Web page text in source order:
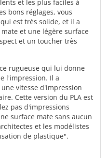
et les plus faciles à
bons réglages, vous
est très solide, et il a
et une légère surface
et un toucher très
rugueuse qui lui donne
l'impression. Il a
vitesse d'impression
Cette version du PLA est
pas d'impressions
surface mate sans aucun
et les modélistes
de plastique".